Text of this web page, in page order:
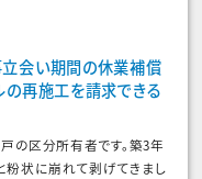
会い期間の休業補償
の再施工を請求できる
の区分所有者です。築3年
粉状に崩れて剥げてきまし